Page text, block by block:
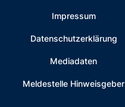
Impressum
Datenschutzerklärung
Mediadaten
Meldestelle Hinweisgeber